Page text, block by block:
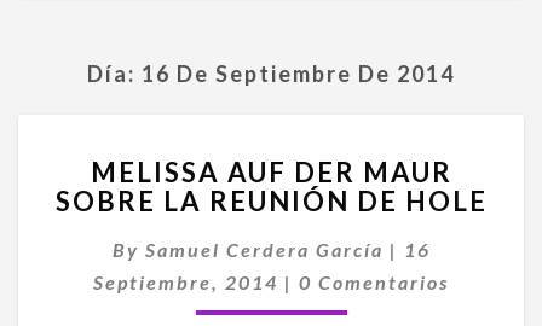
Día: 16 De Septiembre De 2014
AUF
DER
SOBRE
LA
REUNIÓN
MELISSA AUF DER MAUR
SOBRE LA REUNIÓN DE HOLE
By Samuel Cerdera García | 16
Septiembre, 2014 | Comentarios
0 Comentarios